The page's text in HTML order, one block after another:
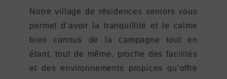
Notre village de résidences seniors vous
permet d’avoir la tranquillité et le calme
bien connus de la campagne tout en
étant, tout de même, proche des facilités
et des environnements propices qu’offre